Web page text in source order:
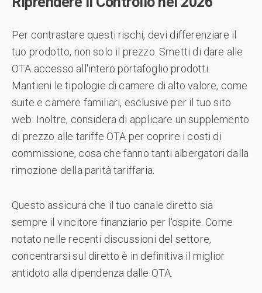
Per contrastare questi rischi, devi differenziare il
tuo prodotto, non solo il prezzo. Smetti di dare alle
OTA accesso all'intero portafoglio prodotti.
Mantieni le tipologie di camere di alto valore, come
suite e camere familiari, esclusive per il tuo sito
web. Inoltre, considera di applicare un supplemento
di prezzo alle tariffe OTA per coprire i costi di
commissione, cosa che fanno tanti albergatori dalla
rimozione della parità tariffaria.
Questo assicura che il tuo canale diretto sia
sempre il vincitore finanziario per l'ospite. Come
notato nelle recenti discussioni del settore,
concentrarsi sul diretto è in definitiva il miglior
antidoto alla dipendenza dalle OTA.